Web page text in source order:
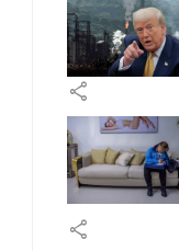
share
share